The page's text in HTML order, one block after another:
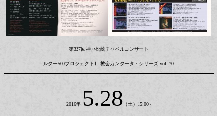
第327回神戸松蔭チャペルコンサート
ルター500プロジェクトⅡ 教会カンタータ・シリーズ vol. 70
2016年 5.28 （土）15:00~